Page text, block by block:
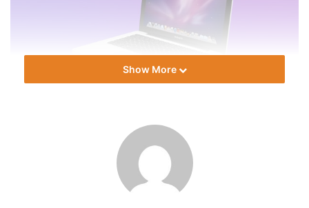
Apple Store và Nhà cung cấp dịch vụ được ủy quyền của
Apple sẽ tiếp tục cung cấp dịch vụ sửa chữa cho các sản
phẩm “cũ” trong tối đa bảy năm, tùy thuộc vào tình trạng
sẵn có của các linh kiện. Như vậy, người dùng MacBook Pro
Show More